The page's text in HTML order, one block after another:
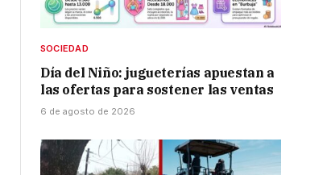
SOCIEDAD
Día del Niño: jugueterías apuestan a
las ofertas para sostener las ventas
6 de agosto de 2026